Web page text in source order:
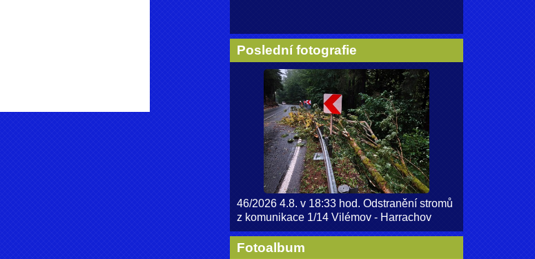
Poslední fotografie
46/2026 4.8. v 18:33 hod. Odstranění stromů
z komunikace 1/14 Vilémov - Harrachov
Fotoalbum